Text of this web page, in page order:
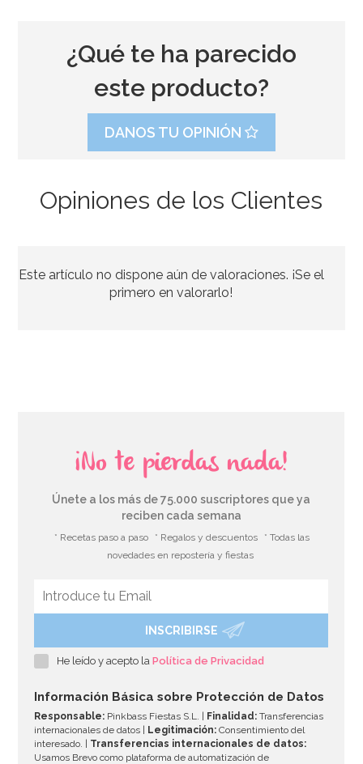
6,95€
Rejilla Enfriadora Rectangular 25 cm x 40 cm
AÑADIR
¿Qué te ha parecido
este producto?
DANOS TU OPINIÓN
Opiniones de los Clientes
Este artículo no dispone aún de valoraciones. ¡Se el
primero en valorarlo!
¡No te pierdas nada!
Únete a los más de 75.000 suscriptores que ya
reciben cada semana
* Recetas paso a paso * Regalos y descuentos
* Todas las
novedades en repostería y fiestas
INSCRIBIRSE
He leído y acepto laPolítica de Privacidad
Información Básica sobre Protección de Datos
Responsable: Pinkbass Fiestas S.L. | Finalidad: Transferencias
internacionales de datos |
Legitimación: Consentimiento del
interesado. | Transferencias internacionales de datos:
Usamos Brevo como plataforma de automatización de